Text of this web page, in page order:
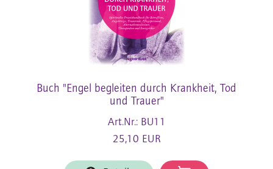
Buch "Engel begleiten durch Krankheit, Tod
und Trauer"
Art.Nr.: BU11
25,10 EUR